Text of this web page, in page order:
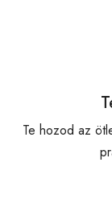
Te hozod az